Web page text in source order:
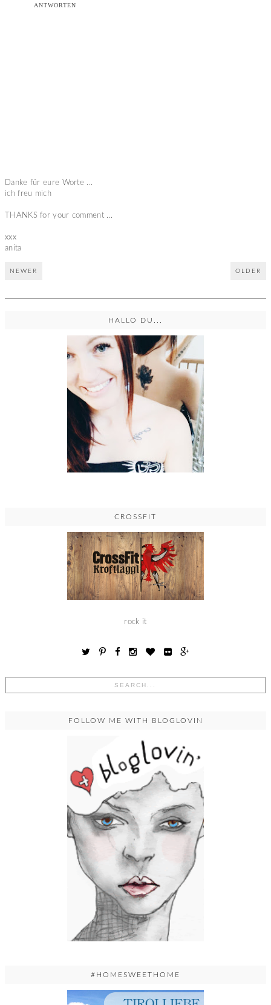
ANTWORTEN
Danke für eure Worte ...
ich freu mich
THANKS for your comment ...
xxx
anita
NEWER OLDER
HALLO DU...
CROSSFIT
rock it
FOLLOW ME WITH BLOGLOVIN
#HOMESWEETHOME